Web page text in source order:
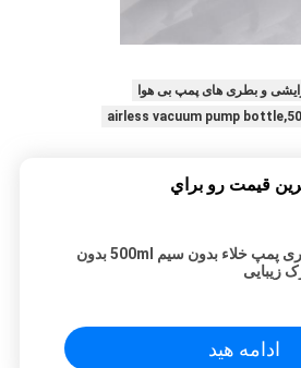
و بطری های پمپ بی هوا
airless vacuum pump
قيمت رو براي
بطری پمپ خلاء بدون سیم 500ml بدون
زیبایی
ادامه هید